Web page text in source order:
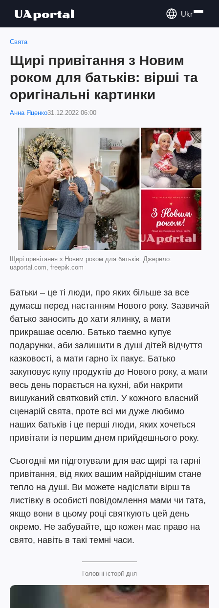
Ukr
Свята
Щирі привітання з Новим
роком для батьків: вірші та
оригінальні картинки
Анна Яценко31.12.2022 06:00
Щирі привітання з Новим роком для батьків. Джерело:
uaportal.com, freepik.com
Батьки – це ті люди, про яких більше за все
думаєш перед настанням Нового року. Зазвичай
батько заносить до хати ялинку, а мати
прикрашає оселю. Батько таємно купує
подарунки, аби залишити в душі дітей відчуття
казковості, а мати гарно їх пакує. Батько
закуповує купу продуктів до Нового року, а мати
весь день порається на кухні, аби накрити
вишуканий святковий стіл. У кожного власний
сценарій свята, проте всі ми дуже любимо
наших батьків і це перші люди, яких хочеться
привітати із першим днем прийдешнього року.
Сьогодні ми підготували для вас щирі та гарні
привітання, від яких вашим найріднішим стане
тепло на душі. Ви можете надіслати вірш та
листівку в особисті повідомлення мами чи тата,
якщо вони в цьому році святкують цей день
окремо. Не забувайте, що кожен має право на
свято, навіть в такі темні часи.
Головні історії дня